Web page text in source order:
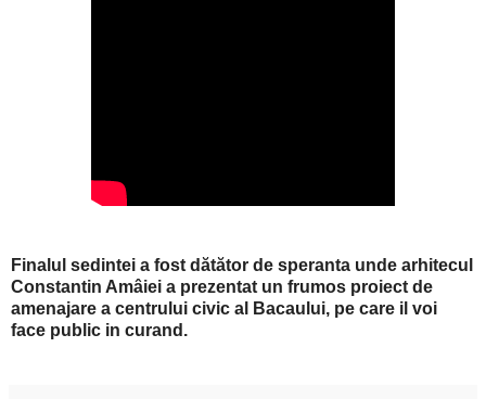
Finalul sedintei a fost dătător de speranta unde arhitecul
Constantin Amâiei a prezentat un frumos proiect de
amenajare a centrului civic al Bacaului, pe care il voi
face public in curand.